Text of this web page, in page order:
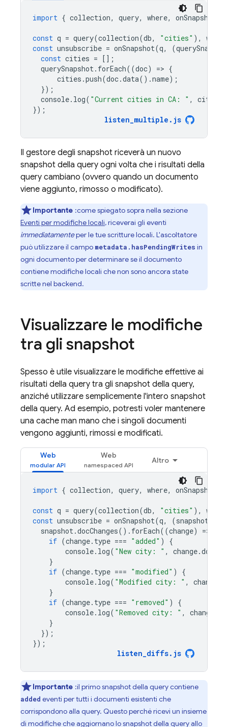
import { collection, query, where, onSnapshot
const q = query(collection(db, "cities" ), where
const unsubscribe = onSnapshot(q, (
const cities = [];
querySnapshot. forEach((doc) => {
cities .push(doc.data().name);
});
console. log( "Current cities in CA: " , cities
});
listen_multiple . js
Il gestore degli snapshot riceverà un nuovo
snapshot della query ogni volta che i risultati della
query cambiano (ovvero quando un documento
viene aggiunto, rimosso o modificato).
Importante :come spiegato sopra nella sezione
Eventi per modifiche locali, riceverai gli eventi
immediatamenteper le tue scritture locali. L'ascoltatore
può utilizzare il campo metadata.hasPendingWrites in
ogni documento per determinare se il documento
contiene modifiche locali che non sono ancora state
scritte nel backend.
Visualizzare le modifiche
tra gli snapshot
Spesso è utile visualizzare le modifiche effettive ai
risultati della query tra gli snapshot della query,
anziché utilizzare semplicemente l'intero snapshot
della query. Ad esempio, potresti voler mantenere
una cache man mano che i singoli documenti
vengono aggiunti, rimossi e modificati.
Web Web
Altro
import { collection, query, where, onSnapshot
const q = query(collection(db, "cities" ), where
const unsubscribe = onSnapshot(q, (snapshot
snapshot.docChanges(). forEach((change) =>
if (change. type === "added" )
{
console. log( "New city: " , change.doc
}
if (change. type === "modified" )
{
console. log( "Modified city: " , change
}
if (change. type === "removed" )
{
console. log( "Removed city: " , change
}
});
});
listen_diffs. js
Importante :il primo snapshot della query contiene
added eventi per tutti i documenti esistenti che
corrispondono alla query. Questo perché ricevi un insieme
di modifiche che aggiornano lo snapshot della query allo